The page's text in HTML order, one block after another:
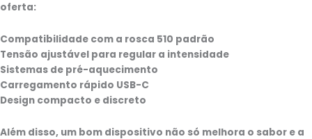
oferta:
Compatibilidade com a rosca 510 padrão
Tensão ajustável para regular a intensidade
Sistemas de pré-aquecimento
Carregamento rápido USB-C
Design compacto e discreto
Além disso, um bom dispositivo não só melhora o sabor e a